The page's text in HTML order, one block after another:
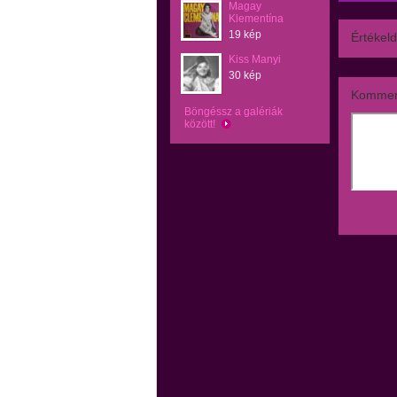
Magay
Klementína
19 kép
Kiss Manyi
30 kép
Böngéssz a galériák
között!